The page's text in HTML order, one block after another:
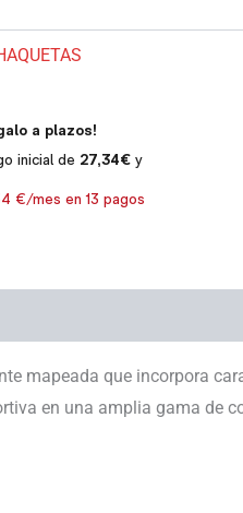
mapeada que incorpora
en una amplia gama de